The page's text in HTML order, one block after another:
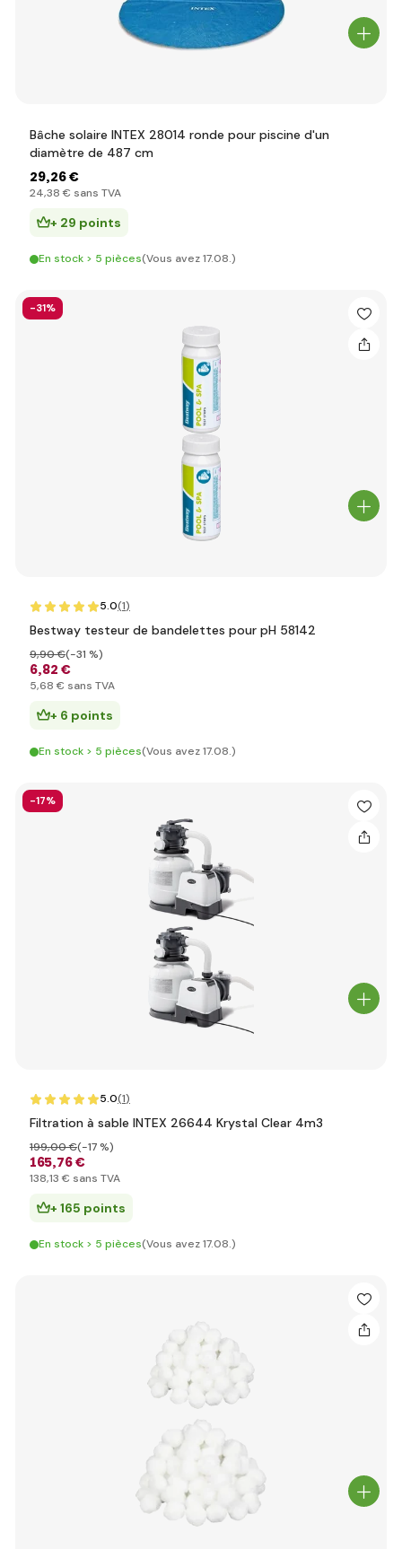
Bâche solaire INTEX 28014 ronde pour piscine d'un
diamètre de 487 cm
29,26 €
24,38 € sans TVA
+ 29 points
En stock > 5 pièces(Vous avez 17.08.)
-31%
5.0(1)
Bestway testeur de bandelettes pour pH 58142
6,82 €
9,90 €(-31 %)
5,68 € sans TVA
+ 6 points
En stock > 5 pièces(Vous avez 17.08.)
-17%
5.0(1)
Filtration à sable INTEX 26644 Krystal Clear 4m3
165,76 €
199,00 €(-17 %)
138,13 € sans TVA
+ 165 points
En stock > 5 pièces(Vous avez 17.08.)